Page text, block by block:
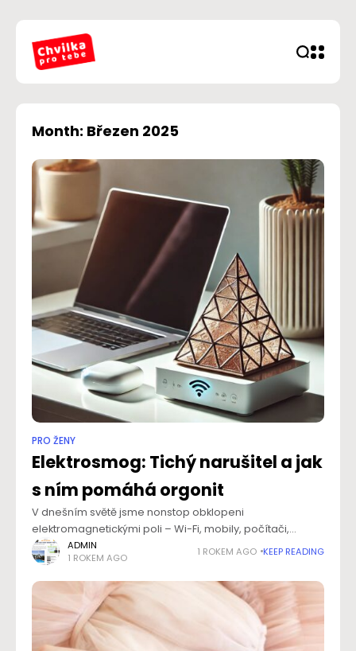
Month: Březen 2025
PRO ŽENY
Elektrosmog: Tichý narušitel a jak
s ním pomáhá orgonit
V dnešním světě jsme nonstop obklopeni
elektromagnetickými poli – Wi-Fi, mobily, počítači,
chytrými zařízeními. Tohle prostředí má svou cenu:
únava, nervozita, horší koncentrace, bolest hlavy nebo
nespavost. A i když
ADMIN
1 ROKEM AGO
1 ROKEM AGO KEEP READING